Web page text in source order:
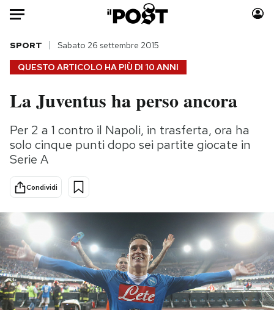
Auto
HOME
Italia
Politica
Tecnologia
Scienza
Economia
Sport
Moda
Consumismi
Storie/Idee
Mondiali calcio 2026
PODCAST
QUESTO ARTICOLO HA PIÙ DI 10 ANNI
SPORT Sabato 26 settembre 2015
La Juventus ha perso ancora
Per 2 a 1 contro il Napoli, in trasferta, ora ha
solo cinque punti dopo sei partite giocate in
Serie A
Condividi